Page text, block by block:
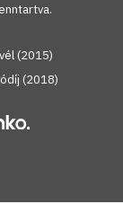
(2015)
(2018)